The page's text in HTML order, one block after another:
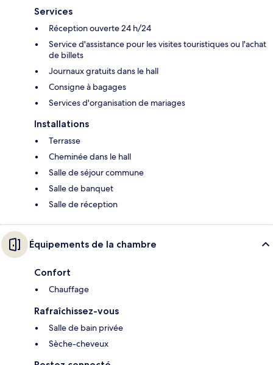
Services
Réception ouverte 24 h/24
Service d'assistance pour les visites touristiques ou l'achat
de billets
Journaux gratuits dans le hall
Consigne à bagages
Services d'organisation de mariages
Installations
Terrasse
Cheminée dans le hall
Salle de séjour commune
Salle de banquet
Salle de réception
Équipements de la chambre
Confort
Chauffage
Rafraîchissez-vous
Salle de bain privée
Sèche-cheveux